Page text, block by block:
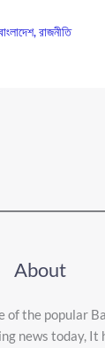
,রাজনীতি
About
of the popular
news today, It